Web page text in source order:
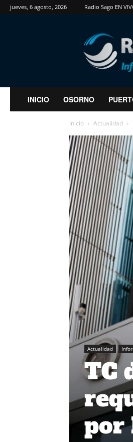
jueves, 6 agosto, 2026 Radio Sago EN
RadioSago
INICIO OSORNO
Inicio Actualidad
Actualidad
TC
por